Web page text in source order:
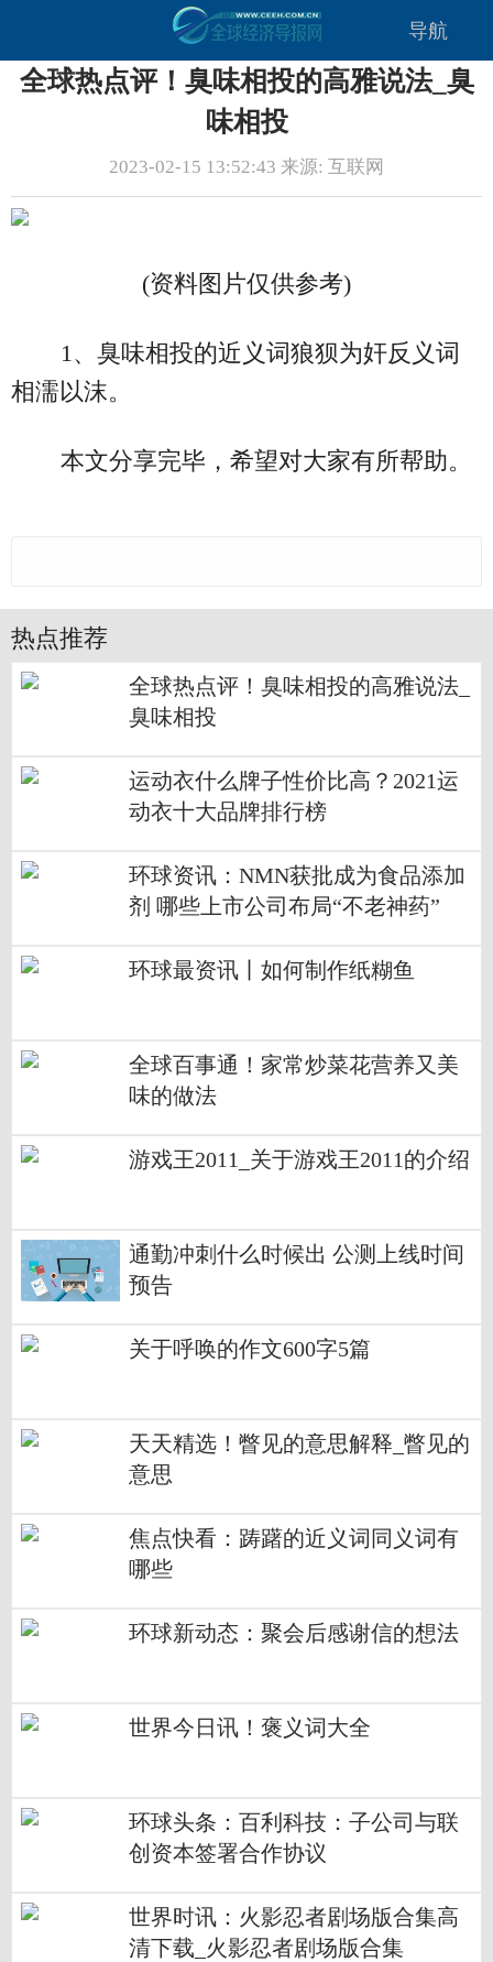
导航
全球热点评！臭味相投的高雅说法_臭
味相投
2023-02-15 13:52:43 来源: 互联网
(资料图片仅供参考)
1、臭味相投的近义词狼狈为奸反义词
相濡以沫。
本文分享完毕，希望对大家有所帮助。
热点推荐
全球热点评！臭味相投的高雅说法_
臭味相投
运动衣什么牌子性价比高？2021运
动衣十大品牌排行榜
环球资讯：NMN获批成为食品添加
剂 哪些上市公司布局“不老神药”
环球最资讯丨如何制作纸糊鱼
全球百事通！家常炒菜花营养又美
味的做法
游戏王2011_关于游戏王2011的介绍
通勤冲刺什么时候出 公测上线时间
预告
关于呼唤的作文600字5篇
天天精选！瞥见的意思解释_瞥见的
意思
焦点快看：踌躇的近义词同义词有
哪些
环球新动态：聚会后感谢信的想法
世界今日讯！褒义词大全
环球头条：百利科技：子公司与联
创资本签署合作协议
世界时讯：火影忍者剧场版合集高
清下载_火影忍者剧场版合集